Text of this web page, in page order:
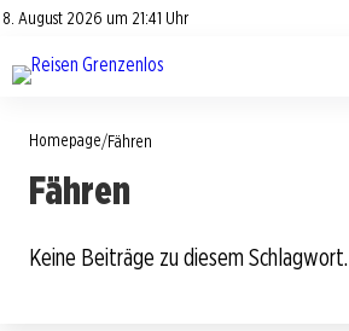
8. August 2026 um 21:41 Uhr
Datenschutz
Road Trips
Reisetipps
Homepage/Fähren
Fähren
Keine Beiträge zu diesem Schlagwort.